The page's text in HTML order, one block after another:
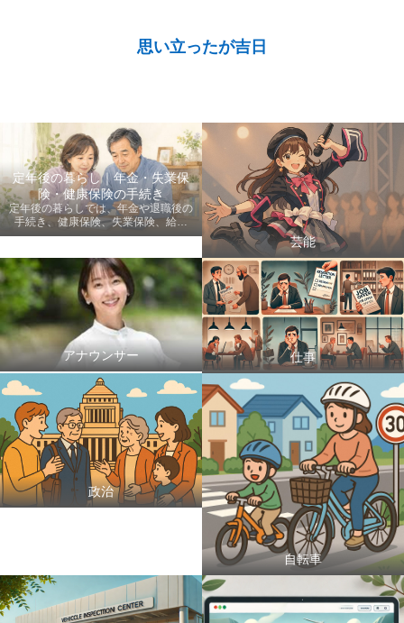
思い立ったが吉日
定年後の暮らし｜年金・失業保
険・健康保険の手続き
定年後の暮らしでは、年金や退職後の
手続き、健康保険、失業保険、給付
金、医療費など、老後に知っておきた
します。
芸能
アナウンサー 仕事
政治
自転車